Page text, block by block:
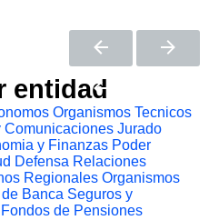
entidad
Organismos Tecnicos
Comunicaciones Jurado
y Finanzas Poder
Defensa Relaciones
Regionales Organismos
Banca Seguros y
de Pensiones